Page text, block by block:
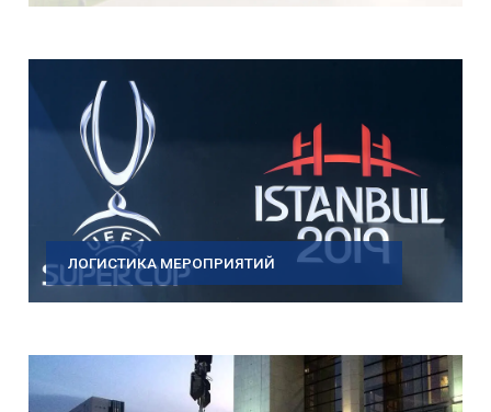
ЛОГИСТИКА МЕРОПРИЯТИЙ